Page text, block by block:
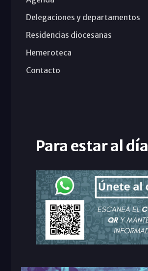
Delegaciones y departamentos
Residencias diocesanas
Hemeroteca
Contacto
Para estar al día